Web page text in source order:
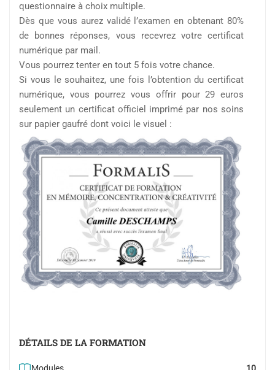
questionnaire à choix multiple.
Dès que vous aurez validé l’examen en obtenant 80%
de bonnes réponses, vous recevrez votre certificat
numérique par mail.
Vous pourrez tenter en tout 5 fois votre chance.
Si vous le souhaitez, une fois l’obtention du certificat
numérique, vous pourrez vous offrir pour 29 euros
seulement un certificat officiel imprimé par nos soins
sur papier gaufré dont voici le visuel :
DÉTAILS DE LA FORMATION